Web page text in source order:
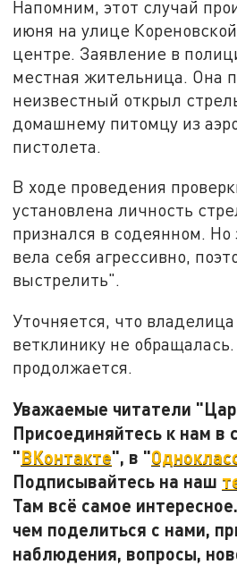
Напомним, этот случай
июня на улице
центре. Заявление в
местная жительница. Она
неизвестный открыл
домашнему питомцу из
пистолета.
В ходе проведения
установлена личность
признался в содеянном. Но
вела себя агрессивно,
выстрелить".
Уточняется, что
ветклинику не
продолжается.
Уважаемые читатели
Присоединяйтесь к нам в
"ВКонтакте", в "
Подписывайтесь на наш
Там всё самое
чем поделиться с нами,
наблюдения, вопросы,